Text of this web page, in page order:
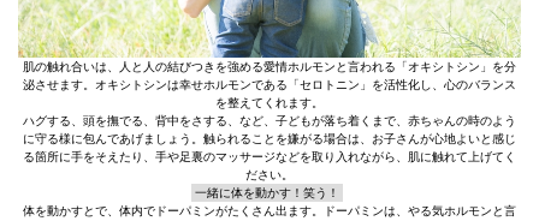
肌の触れ合いは、人と人の結びつきを強める愛情ホルモンと言われる「オキシトシン」を分
泌させます。オキシトシンは幸せホルモンである「セロトニン」を活性化し、心のバランス
を整えてくれます。
ハグする、頭を撫でる、背中をさする、など、子どもが落ち着くまで、赤ちゃんの時のよう
に守る様に包んであげましょう。触られることを嫌がる場合は、お子さんが心地よいと感じ
る箇所に手をそえたり、手や足裏のマッサージなどを取り入れながら、肌に触れて上げてく
ださい。
一緒に体を動かす！笑う！
体を動かすとで、体内でドーパミンがたくさん出ます。ドーパミンは、やる気ホルモンと言